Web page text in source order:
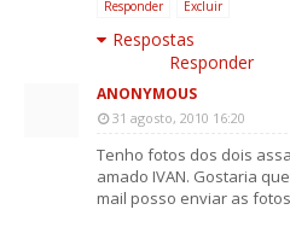
Responder Excluir
Respostas
Responder
ANONYMOUS
31 agosto, 2010 16:20
Tenho fotos dos dois
amado IVAN. Gostaria
mail posso enviar as